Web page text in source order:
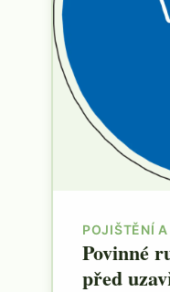
POJIŠTĚNÍ
Povinné
před